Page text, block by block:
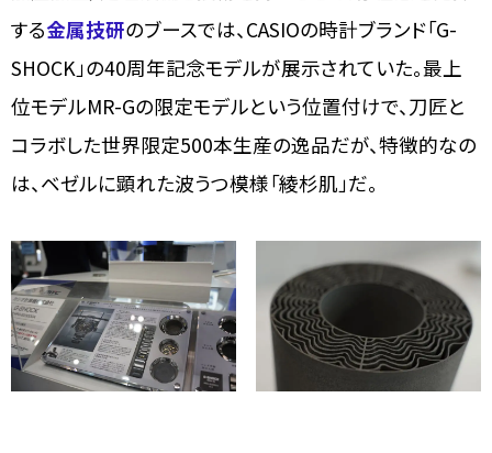
する金属技研のブースでは、CASIOの時計ブランド「G-
SHOCK」の40周年記念モデルが展示されていた。最上
位モデルMR-Gの限定モデルという位置付けで、刀匠と
コラボした世界限定500本生産の逸品だが、特徴的なの
は、ベゼルに顕れた波うつ模様「綾杉肌」だ。